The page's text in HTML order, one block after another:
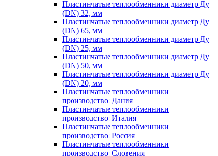
Пластинчатые теплообменники диаметр Ду
(DN) 32, мм
Пластинчатые теплообменники диаметр Ду
(DN) 65, мм
Пластинчатые теплообменники диаметр Ду
(DN) 25, мм
Пластинчатые теплообменники диаметр Ду
(DN) 50, мм
Пластинчатые теплообменники диаметр Ду
(DN) 20, мм
Пластинчатые теплообменники
производство: Дания
Пластинчатые теплообменники
производство: Италия
Пластинчатые теплообменники
производство: Россия
Пластинчатые теплообменники
производство: Словения